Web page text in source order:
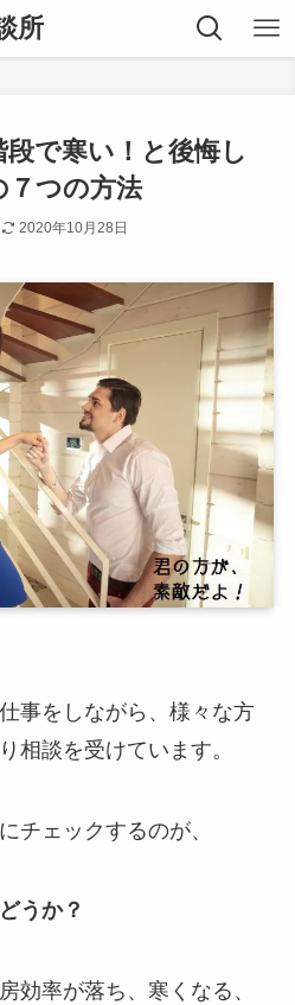
所
段で寒い！と後悔し
７つの方法
2020年10月28日
事をしながら、様々な方
相談を受けています。
チェックするのが、
うか？
効率が落ち、寒くなる、